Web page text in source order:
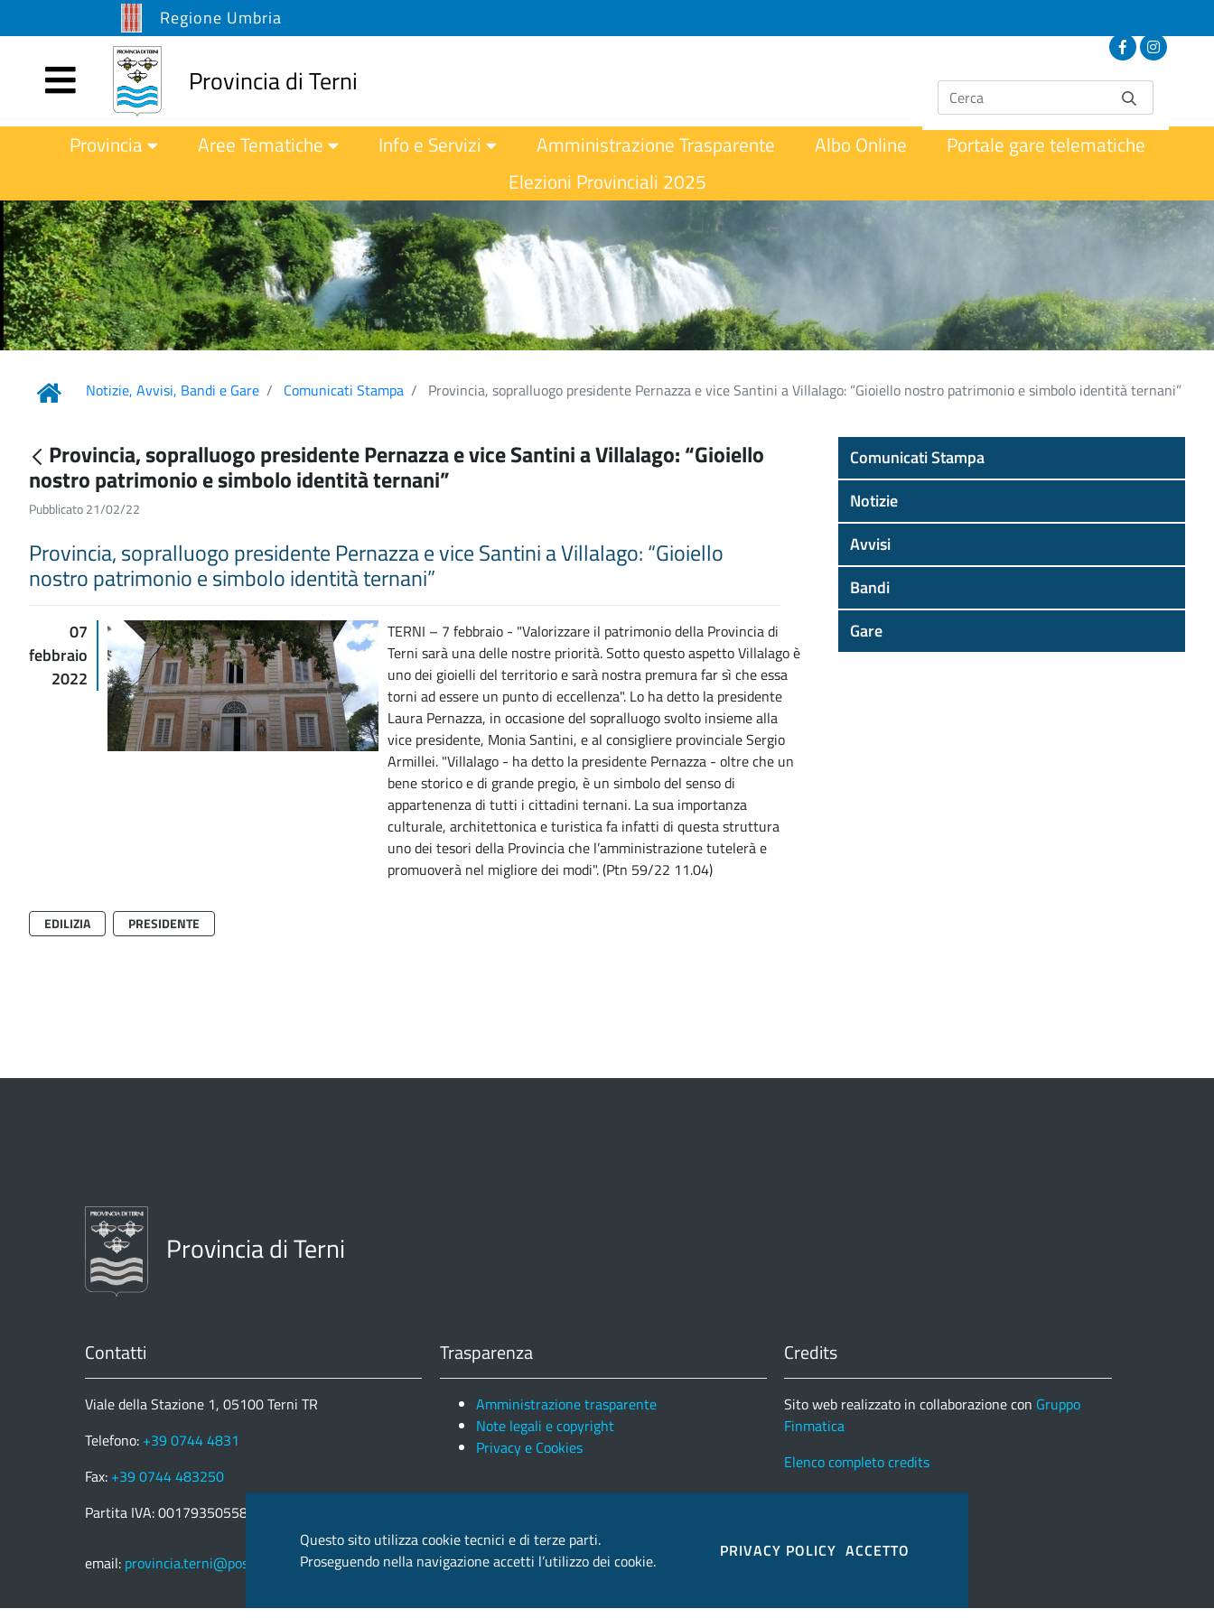
Regione Umbria
Provincia di Terni
Provincia Aree Tematiche Info e Servizi Amministrazione Trasparente Albo Online
Portale gare telematiche
Elezioni Provinciali 2025
Notizie, Avvisi, Bandi e Gare Comunicati Stampa Provincia, sopralluogo presidente Pernazza e vice Santini a Villalago: “Gioiello nostro patrimonio e simbolo identità ternani”
Provincia, sopralluogo presidente Pernazza e vice Santini a Villalago: “Gioiello
nostro patrimonio e simbolo identità ternani”
Pubblicato 21/02/22
Provincia, sopralluogo presidente Pernazza e vice Santini a Villalago: “Gioiello
nostro patrimonio e simbolo identità ternani”
07
febbraio
2022
TERNI – 7 febbraio - "Valorizzare il patrimonio della Provincia di
Terni sarà una delle nostre priorità. Sotto questo aspetto Villalago è
uno dei gioielli del territorio e sarà nostra premura far sì che essa
torni ad essere un punto di eccellenza". Lo ha detto la presidente
Laura Pernazza, in occasione del sopralluogo svolto insieme alla
vice presidente, Monia Santini, e al consigliere provinciale Sergio
Armillei. "Villalago - ha detto la presidente Pernazza - oltre che un
bene storico e di grande pregio, è un simbolo del senso di
appartenenza di tutti i cittadini ternani. La sua importanza
culturale, architettonica e turistica fa infatti di questa struttura
uno dei tesori della Provincia che l’amministrazione tutelerà e
promuoverà nel migliore dei modi". (Ptn 59/22 11.04)
EDILIZIA PRESIDENTE
Comunicati Stampa
Notizie
Avvisi
Bandi
Gare
Provincia di Terni
Contatti
Viale della Stazione 1, 05100 Terni TR
Telefono: +39 0744 4831
Fax: +39 0744 483250
Partita IVA: 00179350558
email: provincia.terni@postacert.umbria.it
Trasparenza
Amministrazione trasparente
Note legali e copyright
Privacy e Cookies
Credits
Sito web realizzato in collaborazione con Gruppo
Finmatica
Elenco completo credits
Questo sito utilizza cookie tecnici e di terze parti.
Proseguendo nella navigazione accetti l’utilizzo dei cookie.
PRIVACY POLICY ACCETTO